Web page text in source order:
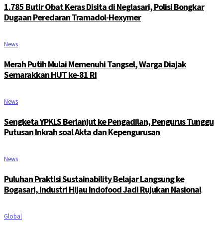
1.785 Butir Obat Keras Disita di Neglasari, Polisi Bongkar
Dugaan Peredaran Tramadol-Hexymer
News
Merah Putih Mulai Memenuhi Tangsel, Warga Diajak
Semarakkan HUT ke-81 RI
News
Sengketa YPKLS Berlanjut ke Pengadilan, Pengurus Tunggu
Putusan Inkrah soal Akta dan Kepengurusan
News
Puluhan Praktisi Sustainability Belajar Langsung ke
Bogasari, Industri Hijau Indofood Jadi Rujukan Nasional
Global